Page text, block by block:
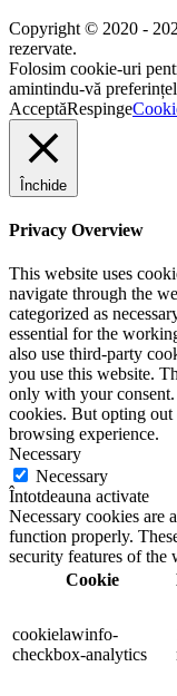
Copyright © 2020 -
rezervate.
Folosim cookie-uri
amintindu-vă
AcceptăRespinge
Închide
Privacy Overview
This website uses
navigate through the
categorized as
essential for the
also use third-party
you use this website.
only with your
cookies. But opting out
browsing experience.
Necessary
Necessary
Întotdeauna activate
Necessary cookies are
function properly.
security features of the
Cookie
cookielawinfo-
checkbox-analytics